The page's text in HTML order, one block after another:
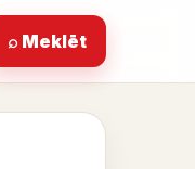
⌕ Meklēt